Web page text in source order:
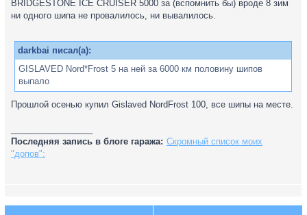
BRIDGESTONE ICE CRUISER 5000 за (вспомнить бы) вроде 8 зим
ни одного шипа не провалилось, ни вывалилось.
darkbai писал(а):
GISLAVED Nord*Frost 5 на ней за 6000 км половину шипов
выпало
Прошлой осенью купил Gislaved NordFrost 100, все шипы на месте.
Последняя запись в блоге гаража: Скромный список моих
"допов":